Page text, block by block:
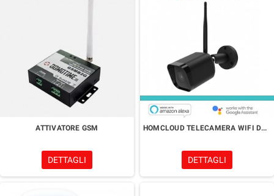
ATTIVATORE GSM
DETTAGLI
HOMCLOUD TELECAMERA WIFI DA ESTERNO
DETTAGLI